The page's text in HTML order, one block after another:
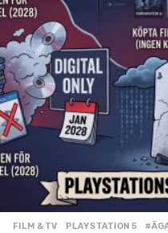
FILM & TV ,PLAYSTATION 5